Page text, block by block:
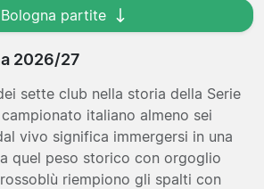
Bologna partite
2026/27
sette club nella storia della Serie
italiano almeno sei
vivo significa immergersi in una
quel peso storico con orgoglio
riempiono gli spalti con